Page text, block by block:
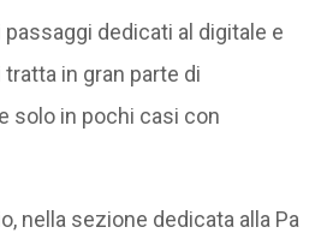
dedicati al digitale e
tratta in gran parte di
e solo in pochi casi con
nella sezione dedicata alla Pa